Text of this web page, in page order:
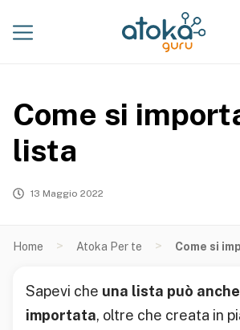
Come si
lista
13 Maggio 2022
Home > Atoka Per te > Come si
Sapevi che una lista può
importata, oltre che creata in